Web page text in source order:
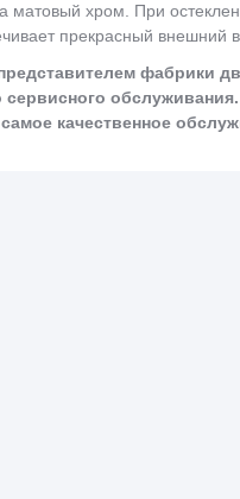
хром. При
прекрасный внешний
фабрики
качественное